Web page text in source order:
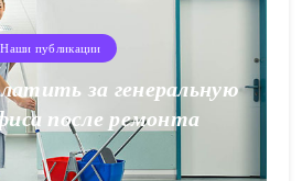
Наши публикации
за генеральную
после ремонта